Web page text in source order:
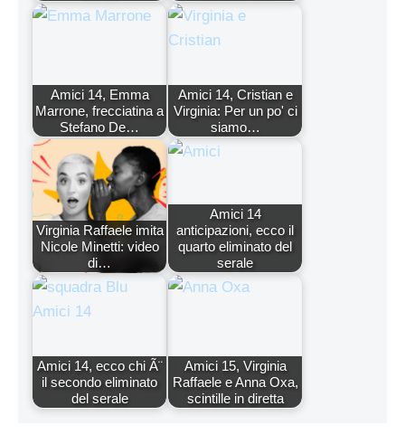
Amici 14, Emma
Marrone, frecciatina a
Stefano De…
Amici 14, Cristian e
Virginia: Per un po' ci
siamo…
Virginia Raffaele imita
Nicole Minetti: video
di…
Amici 14
anticipazioni, ecco il
quarto eliminato del
serale
Amici 14, ecco chi Ã¨
il secondo eliminato
del serale
Amici 15, Virginia
Raffaele e Anna Oxa,
scintille in diretta